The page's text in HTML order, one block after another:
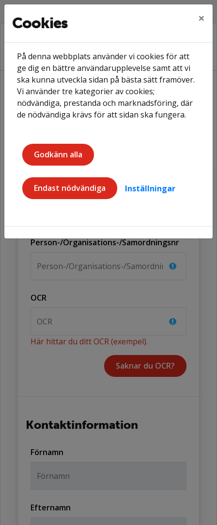
Linkedin
Hem Mina sidor
Registrera dig
Registrering boende
Registrering boende
Verifiera din registrering
Genom att fylla i personnummer och ett OCR
Person-/Organisations-/Samordningsnr
OCR
Här hittar du ditt OCR (exempel).
Kontaktinformation
Förnamn
Efternamn
Cookies ×
På denna webbplats använder vi cookies för att
ge dig en bättre användarupplevelse samt att vi
ska kunna utveckla sidan på bästa sätt framöver.
Vi använder tre kategorier av cookies;
nödvändiga, prestanda och marknadsföring, där
de nödvändiga krävs för att sidan ska fungera.
Godkänn alla
Endast nödvändiga Inställningar